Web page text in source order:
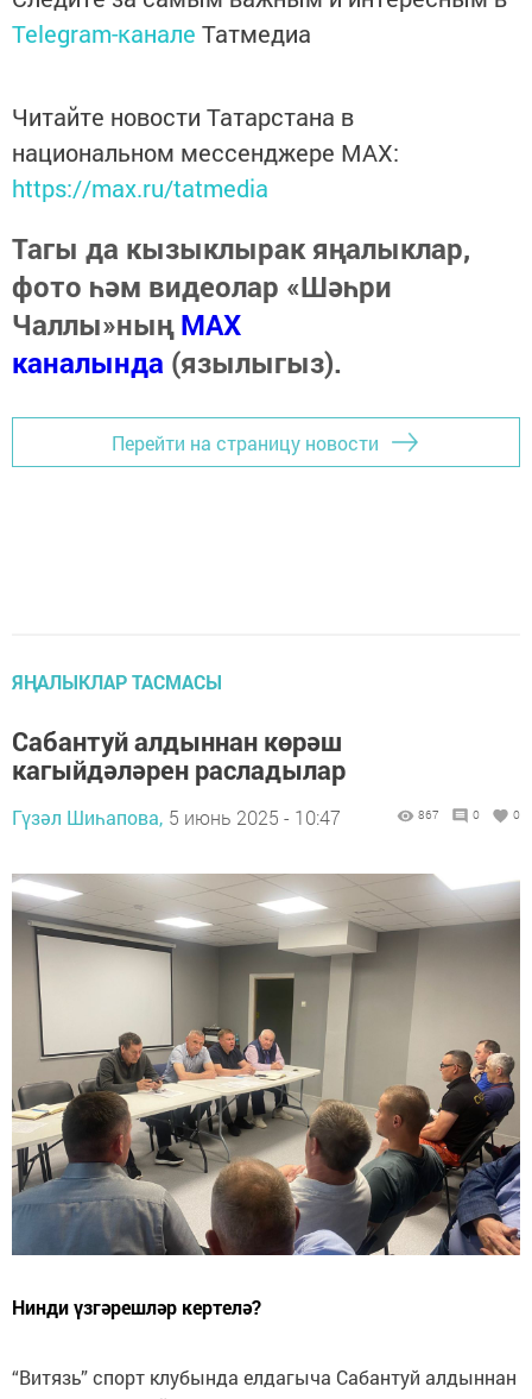
Telegram-канале Татмедиа
Читайте новости Татарстана в
национальном мессенджере MАХ:
https://max.ru/tatmedia
Тагы да кызыклырак яңалыклар,
фото һәм видеолар «Шәһри
Чаллы»ныңMAX
каналында (язылыгыз).
Перейти на страницу новости
ЯҢАЛЫКЛАР ТАСМАСЫ
Сабантуй алдыннан көрәш
кагыйдәләрен расладылар
Гүзәл Шиһапова, 5 июнь 2025 - 10:47 867 0 0
Нинди үзгәрешләр кертелә?
“Витязь” спорт клубында елдагыча Сабантуй алдыннан